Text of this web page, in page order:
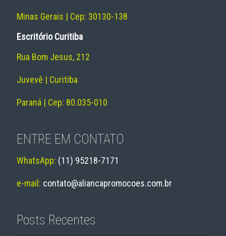
Minas Gerais | Cep: 30130-138
Escritório Curitiba
Rua Bom Jesus, 212
Juvevê | Curitiba
Paraná | Cep: 80.035-010
ENTRE EM CONTATO
WhatsApp: (11) 95218-7171
e-mail: contato@aliancapromocoes.com.br
Posts Recentes